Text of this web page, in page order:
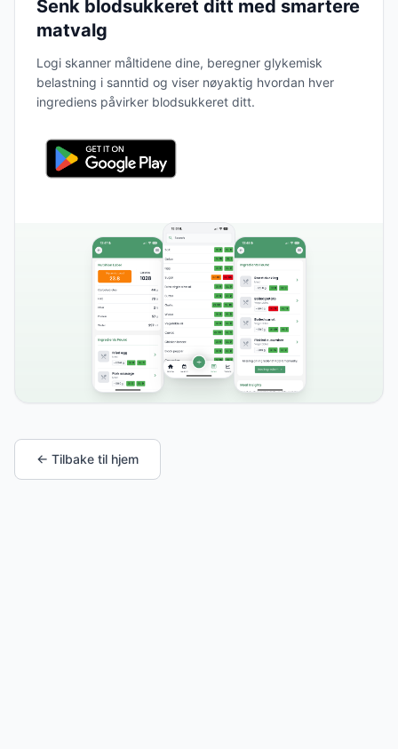
Senk blodsukkeret ditt med smartere
matvalg
Logi skanner måltidene dine, beregner glykemisk
belastning i sanntid og viser nøyaktig hvordan hver
ingrediens påvirker blodsukkeret ditt.
← Tilbake til hjem